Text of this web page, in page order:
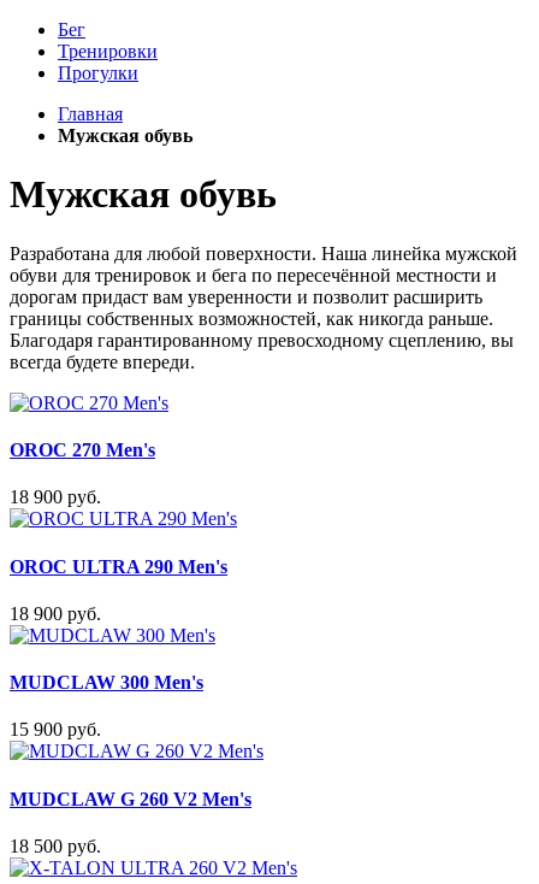
Бег
Тренировки
Прогулки
Главная
Мужская обувь
Мужская обувь
Разработана для любой поверхности. Наша линейка мужской
обуви для тренировок и бега по пересечённой местности и
дорогам придаст вам уверенности и позволит расширить
границы собственных возможностей, как никогда раньше.
Благодаря гарантированному превосходному сцеплению, вы
всегда будете впереди.
OROC 270 Men's
18 900 руб.
OROC ULTRA 290 Men's
18 900 руб.
MUDCLAW 300 Men's
15 900 руб.
MUDCLAW G 260 V2 Men's
18 500 руб.